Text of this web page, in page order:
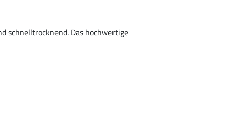
schnelltrocknend. Das hochwertige